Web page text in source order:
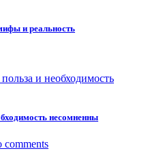
и реальность
несомненны
comments